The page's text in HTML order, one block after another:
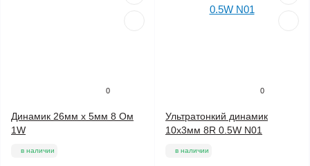
0
Динамик 26мм х 5мм 8 Ом
1W
в наличии
0
Ультратонкий динамик
10х3мм 8R 0.5W N01
в наличии